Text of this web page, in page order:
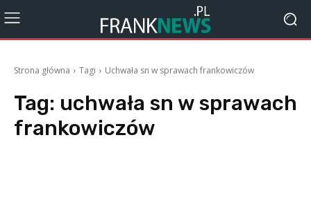
Strona główna Tagi Uchwała sn w sprawach frankowiczów
Tag: uchwała sn w sprawach
frankowiczów